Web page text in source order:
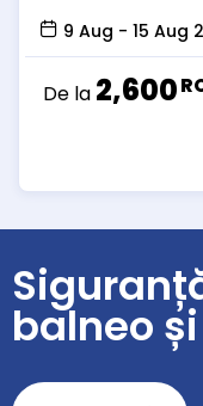
9 Aug - 15 Aug
De la 2,600
balneo